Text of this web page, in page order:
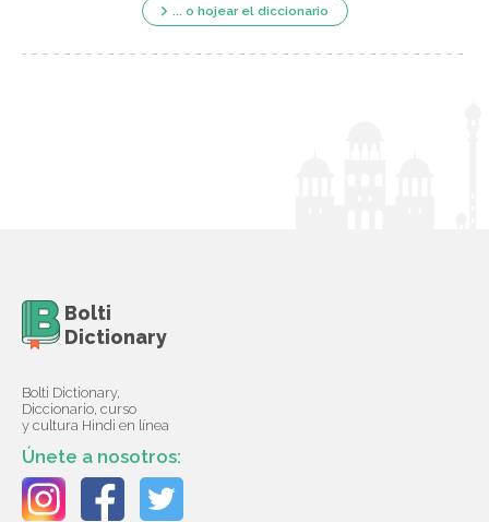
... o hojear el diccionario
Bolti
Dictionary
Bolti Dictionary,
Diccionario, curso
y cultura Hindi en línea
Únete a nosotros: